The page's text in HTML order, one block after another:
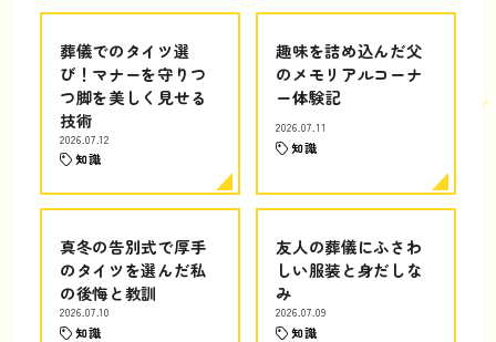
葬儀でのタイツ選
び！マナーを守りつ
つ脚を美しく見せる
技術
2026.07.12
知識
趣味を詰め込んだ父
のメモリアルコーナ
ー体験記
2026.07.11
知識
真冬の告別式で厚手
のタイツを選んだ私
の後悔と教訓
2026.07.10
知識
友人の葬儀にふさわ
しい服装と身だしな
み
2026.07.09
知識